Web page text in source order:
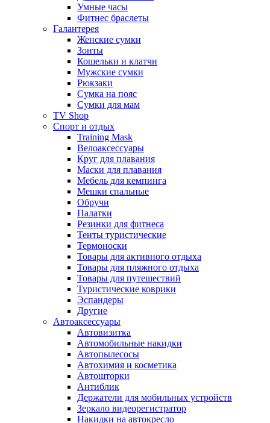
Умные часы
Фитнес браслеты
Галантерея
Женские сумки
Зонты
Кошельки и клатчи
Мужские сумки
Рюкзаки
Сумка на пояс
Сумки для мам
TV Shop
Спорт и отдых
Training Mask
Велоаксессуары
Круг для плавания
Маски для плавания
Мебель для кемпинга
Мешки спальные
Обручи
Палатки
Резинки для фитнеса
Тенты туристические
Термоноски
Товары для активного отдыха
Товары для пляжного отдыха
Товары для путешествий
Туристические коврики
Эспандеры
Другие
Автоаксессуары
Автовизитка
Автомобильные накидки
Автопылесосы
Автохимия и косметика
Автошторки
Антиблик
Держатели для мобильных устройств
Зеркало видеорегистратор
Накидки на автокресло